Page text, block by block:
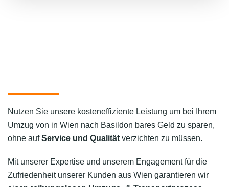
Nutzen Sie unsere kosteneffiziente Leistung um bei Ihrem
Umzug von in Wien nach Basildon bares Geld zu sparen,
ohne aufService und Qualität verzichten zu müssen.
Mit unserer Expertise und unserem Engagement für die
Zufriedenheit unserer Kunden aus Wien garantieren wir